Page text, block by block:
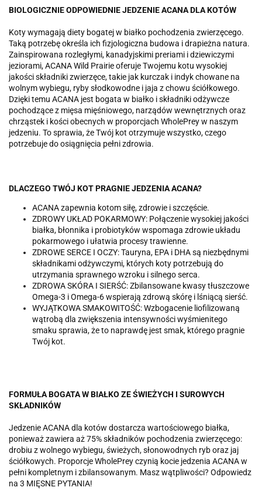
BIOLOGICZNIE ODPOWIEDNIE JEDZENIE ACANA DLA KOTÓW
Koty wymagają diety bogatej w białko pochodzenia zwierzęcego.
Taką potrzebę określa ich fizjologiczna budowa i drapieżna natura.
Zainspirowana rozległymi, kanadyjskimi preriami i dziewiczymi
jeziorami, ACANA Wild Prairie oferuje Twojemu kotu wysokiej
jakości składniki zwierzęce, takie jak kurczak i indyk chowane na
wolnym wybiegu, ryby słodkowodne i jaja z chowu ściółkowego.
Dzięki temu ACANA jest bogata w białko i składniki odżywcze
pochodzące z mięsa mięśniowego, narządów wewnętrznych oraz
chrząstek i kości obecnych w proporcjach WholePrey w naszym
jedzeniu. To sprawia, że Twój kot otrzymuje wszystko, czego
potrzebuje do osiągnięcia pełni zdrowia.
DLACZEGO TWÓJ KOT PRAGNIE JEDZENIA ACANA?
ACANA zapewnia kotom siłę, zdrowie i szczęście.
ZDROWY UKŁAD POKARMOWY: Połączenie wysokiej jakości
białka, błonnika i probiotyków wspomaga zdrowie układu
pokarmowego i ułatwia procesy trawienne.
ZDROWE SERCE I OCZY: Tauryna, EPA i DHA są niezbędnymi
składnikami odżywczymi, których koty potrzebują do
utrzymania sprawnego wzroku i silnego serca.
ZDROWA SKÓRA I SIERŚĆ: Zbilansowane kwasy tłuszczowe
Omega-3 i Omega-6 wspierają zdrową skórę i lśniącą sierść.
WYJĄTKOWA SMAKOWITOŚĆ: Wzbogacenie liofilizowaną
wątrobą dla zwiększenia intensywności wyśmienitego
smaku sprawia, że to naprawdę jest smak, którego pragnie
Twój kot.
FORMUŁA BOGATA W BIAŁKO ZE ŚWIEŻYCH I SUROWYCH
SKŁADNIKÓW
Jedzenie ACANA dla kotów dostarcza wartościowego białka,
ponieważ zawiera aż 75% składników pochodzenia zwierzęcego:
drobiu z wolnego wybiegu, świeżych, słonowodnych ryb oraz jaj
ściółkowych. Proporcje WholePrey czynią kocie jedzenia ACANA w
pełni kompletnym i zbilansowanym. Masz wątpliwości? Odpowiedz
na 3 MIĘSNE PYTANIA!